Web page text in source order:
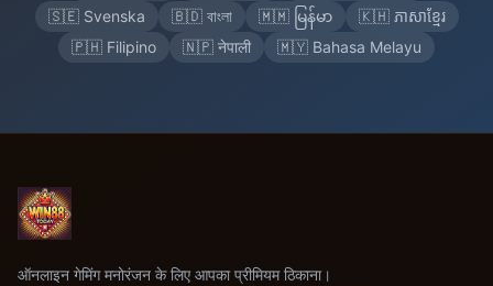
🇸🇪 Svenska
🇧🇩 বাংলা 🇲🇲 မြန်မာ
🇰🇭 ភាសាខ្មែរ
🇵🇭 Filipino
🇳🇵 नेपाली 🇲🇾 Bahasa Melayu
ऑनलाइन गेमिंग मनोरंजन के लिए आपका प्रीमियम ठिकाना।